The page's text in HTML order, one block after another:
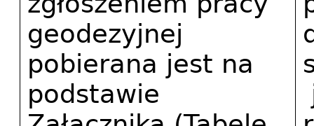
geodezyjnej
pobierana jest na
podstawie